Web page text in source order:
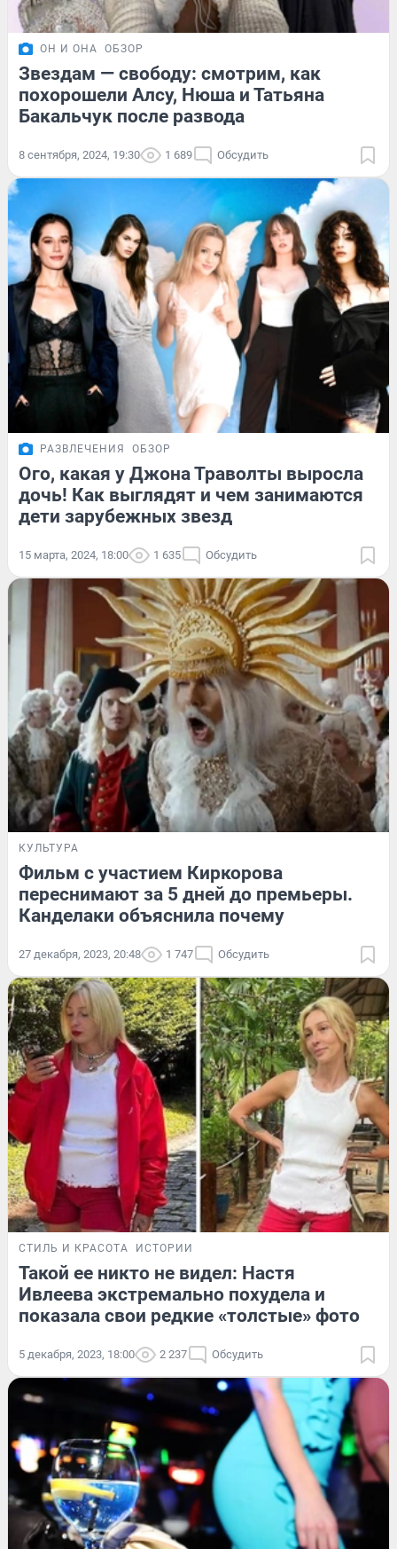
ОН И ОНА ОБЗОР
Звездам — свободу: смотрим, как
похорошели Алсу, Нюша и Татьяна
Бакальчук после развода
8 сентября, 2024, 19:30 1 689 Обсудить
РАЗВЛЕЧЕНИЯ ОБЗОР
Ого, какая у Джона Траволты выросла
дочь! Как выглядят и чем занимаются
дети зарубежных звезд
15 марта, 2024, 18:00 1 635 Обсудить
КУЛЬТУРА
Фильм с участием Киркорова
переснимают за 5 дней до премьеры.
Канделаки объяснила почему
27 декабря, 2023, 20:48 1 747 Обсудить
СТИЛЬ И КРАСОТА ИСТОРИИ
Такой ее никто не видел: Настя
Ивлеева экстремально похудела и
показала свои редкие «толстые» фото
5 декабря, 2023, 18:00 2 237 Обсудить